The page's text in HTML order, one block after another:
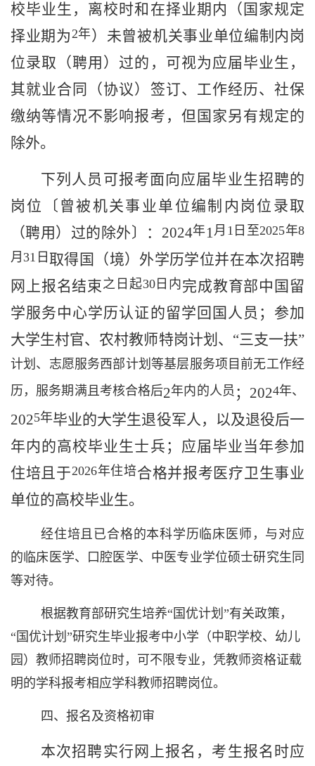
校毕业生，离校时和在择业期内（国家规定
择业期为2年）未曾被机关事业单位编制内岗
位录取（聘用）过的，可视为应届毕业生，
其就业合同（协议）签订、工作经历、社保
缴纳等情况不影响报考，但国家另有规定的
除外。
下列人员可报考面向应届毕业生招聘的
岗位〔曾被机关事业单位编制内岗位录取
（聘用）过的 除外〕： 2024年1月 1 日至2025年8
月31 日 取得国（境）外学历学位并在本次招聘
网上报名结束之日起30日内完成教育部中国留
学服务中心学历认证的留学回国人员 ； 参加
大学生村官、农村教师特岗计划、 “三支一扶”
计划、志愿服务西部计划等基层服务项目前无工作经
历，服务期满且考核合格后2年内的人员 ； 2024年、
2025年毕业的大学生退役军人 ，以及退役后一
年内的高校毕业生士兵；应届毕业当年参加
住培且于2026年住培合格并报考医疗卫生事业
单位的高校毕业生。
经住培且已合格的本科学历临床医师，与对应
的临床医学、口腔医学、中医专业学位硕士研究生同
等对待。
根据教育部研究生培养“国优计划”有关政策，
“国优计划”研究生毕业报考中小学（中职学校、幼儿
园）教师招聘岗位时，可不限专业，凭教师资格证载
明的学科报考相应学科教师招聘岗位。
四、报名及资格初审
本次招聘实行网上报名 ，考生报名时应